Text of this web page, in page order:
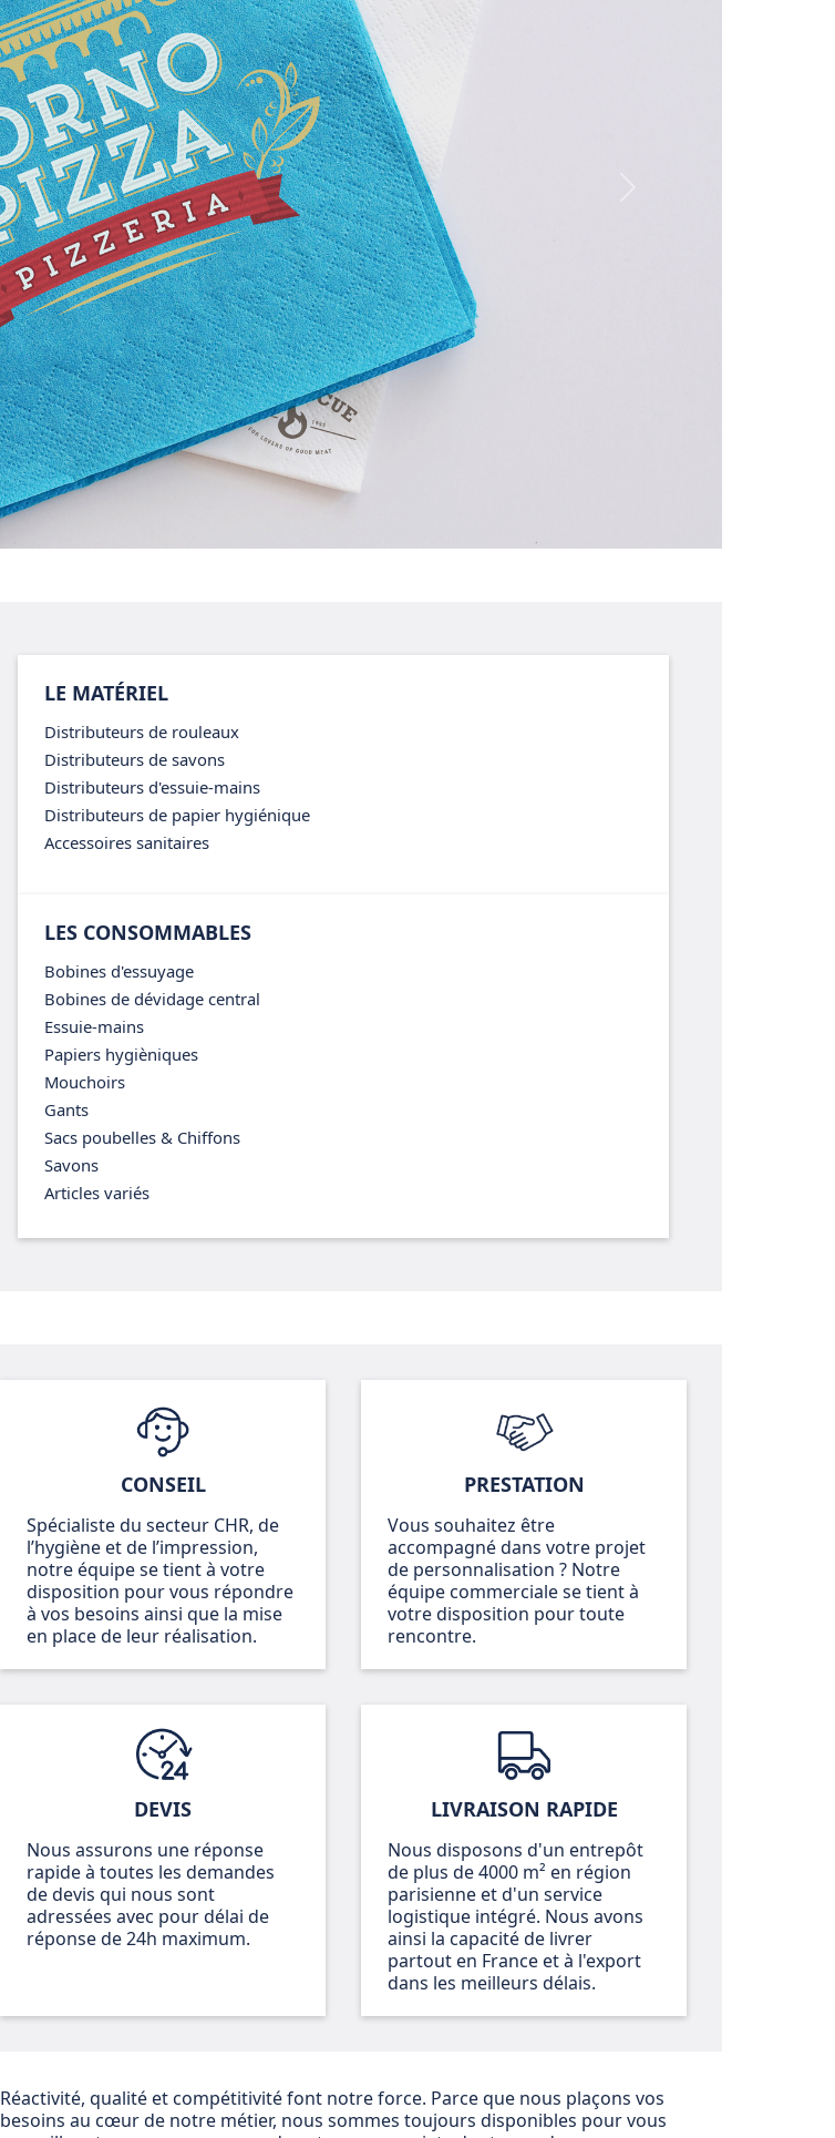
LE MATÉRIEL
Distributeurs de rouleaux
Distributeurs de savons
Distributeurs d'essuie-mains
Distributeurs de papier hygiénique
Accessoires sanitaires
LES CONSOMMABLES
Bobines d'essuyage
Bobines de dévidage central
Essuie-mains
Papiers hygièniques
Mouchoirs
Gants
Sacs poubelles & Chiffons
Savons
Articles variés
CONSEIL
Spécialiste du secteur CHR, de
l’hygiène et de l’impression,
notre équipe se tient à votre
disposition pour vous répondre
à vos besoins ainsi que la mise
en place de leur réalisation.
PRESTATION
Vous souhaitez être
accompagné dans votre projet
de personnalisation ? Notre
équipe commerciale se tient à
votre disposition pour toute
rencontre.
DEVIS
Nous assurons une réponse
rapide à toutes les demandes
de devis qui nous sont
adressées avec pour délai de
réponse de 24h maximum.
LIVRAISON RAPIDE
Nous disposons d'un entrepôt
de plus de 4000 m² en région
parisienne et d'un service
logistique intégré. Nous avons
ainsi la capacité de livrer
partout en France et à l'export
dans les meilleurs délais.
Réactivité, qualité et compétitivité font notre force. Parce que nous plaçons vos
besoins au cœur de notre métier, nous sommes toujours disponibles pour vous